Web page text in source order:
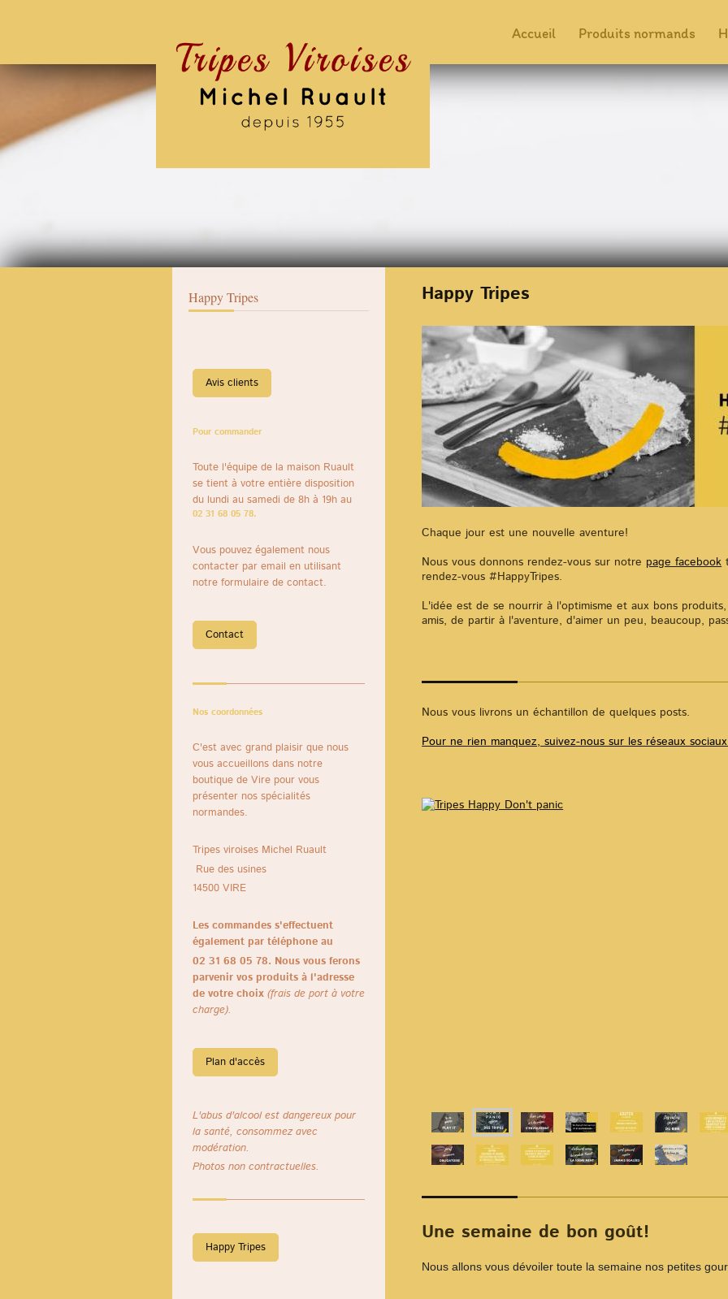
Accueil Produits normands
Happy Tripes
Chaque jour est une nouvelle aventure!
Nous vous donnons rendez-vous sur notre page facebook
rendez-vous #HappyTripes.
L'idée est de se nourrir à l'optimisme et aux bons
amis, de partir à l'aventure, d'aimer un peu, beaucoup,
Nous vous livrons un échantillon de quelques posts.
Pour ne rien manquez, suivez-nous sur les réseaux
Une semaine de bon goût!
Nous allons vous dévoiler toute la semaine nos petites
Happy Tripes
Avis clients
Pour commander
Toute l'équipe de la maison Ruault
se tient à votre entière disposition
du lundi au samedi de 8h à 19h au
02 31 68 05 78.
Vous pouvez également nous
contacter par email en utilisant
notre formulaire de contact.
Contact
Nos coordonnées
C'est avec grand plaisir que nous
vous accueillons dans notre
boutique de Vire pour vous
présenter nos spécialités
normandes.
Tripes viroises Michel Ruault
Rue des usines
14500 VIRE
Les commandes s'effectuent
également par téléphone au
02 31 68 05 78. Nous vous ferons
parvenir vos produits à l'adresse
de votre choix (frais de port à votre
charge).
Plan d'accès
L'abus d'alcool est dangereux pour
la santé, consommez avec
modération.
Photos non contractuelles.
Happy Tripes